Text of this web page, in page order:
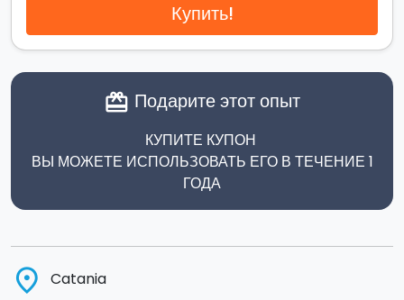
Купить!
card_giftcard Подарите этот опыт
КУПИТЕ КУПОН
ВЫ МОЖЕТЕ ИСПОЛЬЗОВАТЬ ЕГО В ТЕЧЕНИЕ 1
ГОДА
place Catania